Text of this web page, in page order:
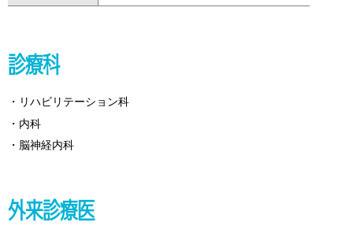
診療科
リハビリテーション科
内科
脳神経内科
外来診療医